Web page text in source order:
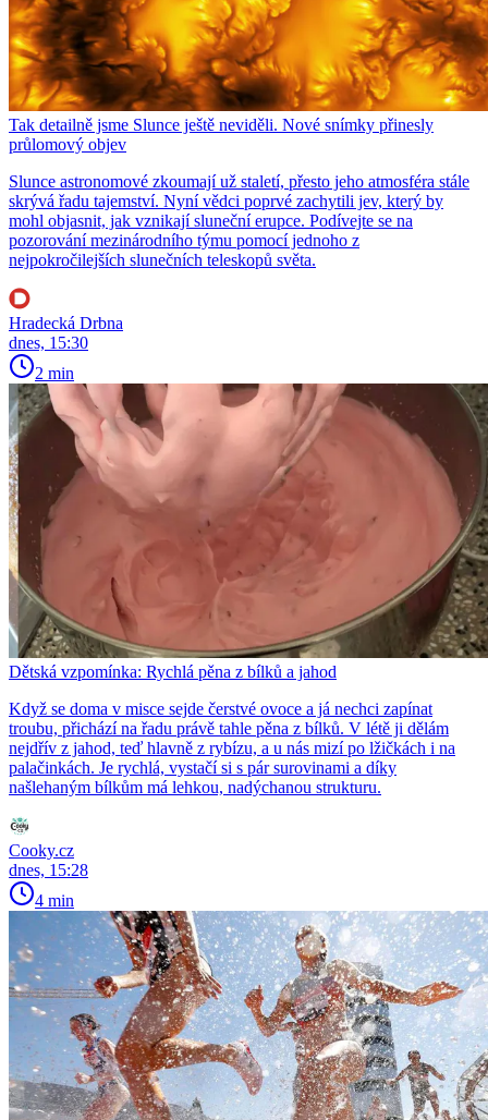
Tak detailně jsme Slunce ještě neviděli. Nové snímky přinesly
průlomový objev
Slunce astronomové zkoumají už staletí, přesto jeho atmosféra stále
skrývá řadu tajemství. Nyní vědci poprvé zachytili jev, který by
mohl objasnit, jak vznikají sluneční erupce. Podívejte se na
pozorování mezinárodního týmu pomocí jednoho z
nejpokročilejších slunečních teleskopů světa.
Hradecká Drbna
dnes, 15:30
2 min
Dětská vzpomínka: Rychlá pěna z bílků a jahod
Když se doma v misce sejde čerstvé ovoce a já nechci zapínat
troubu, přichází na řadu právě tahle pěna z bílků. V létě ji dělám
nejdřív z jahod, teď hlavně z rybízu, a u nás mizí po lžičkách i na
palačinkách. Je rychlá, vystačí si s pár surovinami a díky
našlehaným bílkům má lehkou, nadýchanou strukturu.
Cooky.cz
dnes, 15:28
4 min